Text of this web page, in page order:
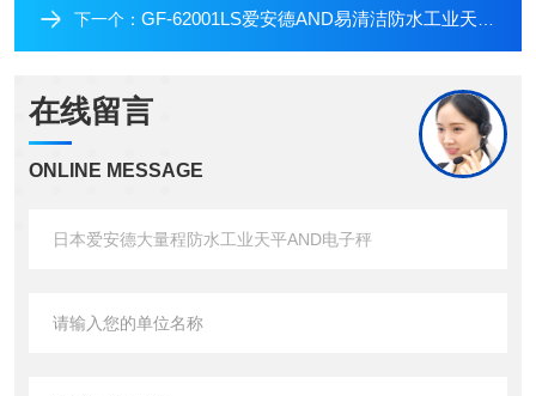
下一个： GF-62001LS爱安德AND易清洁防水工业天平背光LCD显示
在线留言
ONLINE MESSAGE